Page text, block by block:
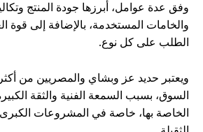
وفق عدة عوامل، أبرزها جودة المنتج
والخامات المستخدمة، بالإضافة إلى قوة
الطلب على كل نوع.
ويعتبر حديد عز وبشاي والمصريين من أكثر
السوق، بسبب السمعة الفنية والثقة
الخاصة بها، خاصة في المشروعات الكبرى